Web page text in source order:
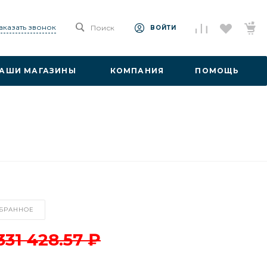
звонок Поиск ВОЙТИ
МАГАЗИНЫ КОМПАНИЯ ПОМОЩЬ
428.57 ₽